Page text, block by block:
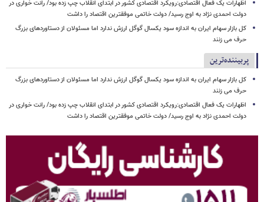
اظهارات یک فعال اقتصادی:رویکرد اقتصادی کشور در ابتدای انقلاب چپ زده بود/ رانت خواری در
دولت احمدی نژاد به اوج رسید/ دولت خاتمی موفقترین اقتصاد را داشت
کل بازار سهام ایران به اندازه سود یکسال گوگل ارزش ندارد اما مسئولان از دستاوردهای بزرگ
حرف می زنند
پربیننده‌ترین
کل بازار سهام ایران به اندازه سود یکسال گوگل ارزش ندارد اما مسئولان از دستاوردهای بزرگ
حرف می زنند
اظهارات یک فعال اقتصادی:رویکرد اقتصادی کشور در ابتدای انقلاب چپ زده بود/ رانت خواری در
دولت احمدی نژاد به اوج رسید/ دولت خاتمی موفقترین اقتصاد را داشت